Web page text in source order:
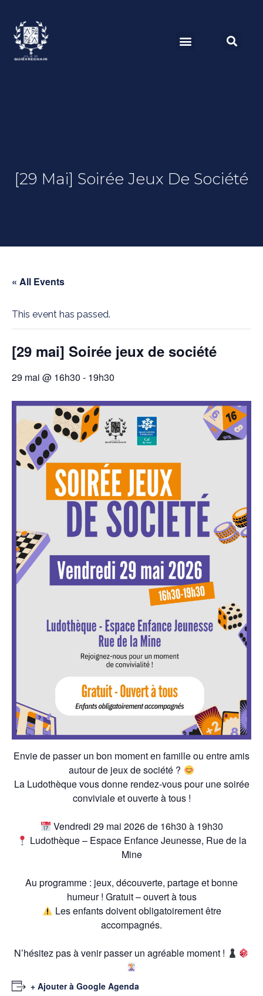
[29 Mai] Soirée Jeux De Société
« All Events
This event has passed.
[29 mai] Soirée jeux de société
29 mai @ 16h30 - 19h30
Envie de passer un bon moment en famille ou entre amis
autour de jeux de société ?
La Ludothèque vous donne rendez-vous pour une soirée
conviviale et ouverte à tous !
Vendredi 29 mai 2026 de 16h30 à 19h30
Ludothèque – Espace Enfance Jeunesse, Rue de la
Mine
Au programme : jeux, découverte, partage et bonne
humeur ! Gratuit – ouvert à tous
Les enfants doivent obligatoirement être
accompagnés.
N’hésitez pas à venir passer un agréable moment !
+ Ajouter à Google Agenda